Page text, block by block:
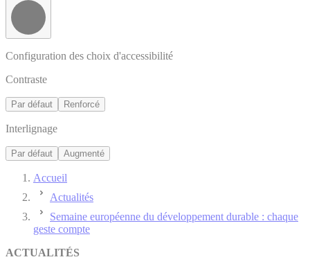
Configuration des choix d'accessibilité
Contraste
Par défaut Renforcé
Interlignage
Par défaut Augmenté
Accueil
Actualités
Semaine européenne du développement durable : chaque
geste compte
ACTUALITÉS